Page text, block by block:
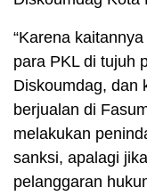
“Karena
para PKL di tujuh
Diskoumdag, dan
berjualan di
melakukan
sanksi, apalagi
pelanggaran